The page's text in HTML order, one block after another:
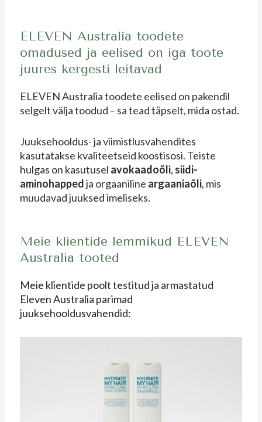
ELEVEN Australia toodete
omadused ja eelised on iga toote
juures kergesti leitavad
ELEVEN Australia toodete eelised on pakendil
selgelt välja toodud – sa tead täpselt, mida ostad.
Juuksehooldus- ja viimistlusvahendites
kasutatakse kvaliteetseid koostisosi. Teiste
hulgas on kasutusel avokaadoõli, siidi-
aminohappedja orgaaniline argaaniaõli, mis
muudavad juuksed imeliseks.
Meie klientide lemmikud ELEVEN
Australia tooted
Meie klientide poolt testitud ja armastatud
Eleven Australia parimad
juuksehooldusvahendid: